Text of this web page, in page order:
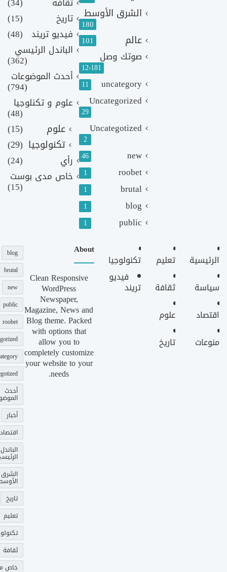
الشرق الأوسط
180
عالم 101
صوتك وصل
12٬181
uncategory
11
Uncategorized
29
Uncategotized
2
new
46
roobet
1
brutal
1
blog
1
public
1
تاريخ
(15)
فيديو تريند (48)
الباندل الرئيسي
(362)
أحدث الموضوعات
(794)
علوم و تكنلوجيا
(48)
علوم
(15)
تكنولوجيا (29)
رأي
(24)
خاص مدى بوست
(15)
الرئيسية
سياسة
اقتصاد
منوعات
تعليم
ثقافة
علوم
تاريخ
تكنولوجيا
فيديو
تريند
About
Clean Responsive
WordPress
Newspaper,
Magazine, News and
Blog theme. Packed
with options that
allow you to
completely customize
your website to your
needs.
blog
brutal
new
public
roobet
أحدث
أخبار
اقتصاد
الباندل
الشرق
تاريخ
تعليم
ثقافة
خاص